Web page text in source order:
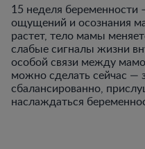
15 неделя
ощущений и осознания
растет, тело мамы
слабые сигналы жизни
особой связи между
можно сделать сейчас —
сбалансированно,
наслаждаться